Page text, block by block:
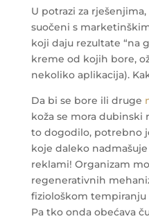
U potrazi za
suočeni s
koji daju rezultate “na
kreme od kojih bore,
nekoliko aplikacija).
Da bi se bore ili druge
koža se mora dubinski
to dogodilo, potrebno
koje daleko
reklami! Organizam
regenerativnih
fiziološkom
Pa tko onda obećava